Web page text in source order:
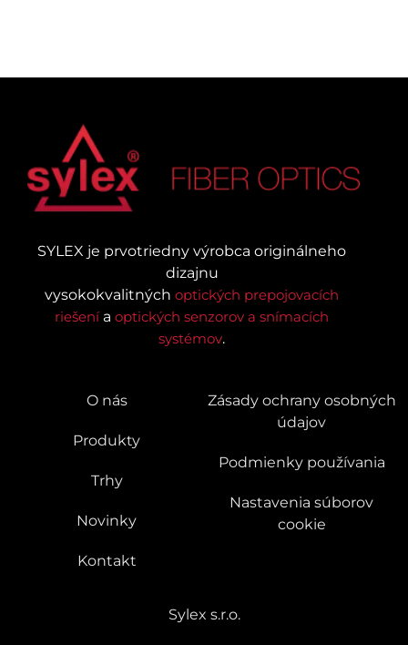
SYLEX je prvotriedny výrobca originálneho
dizajnu
vysokokvalitných optických prepojovacích
riešení a optických senzorov a snímacích
systémov.
O nás
Produkty
Trhy
Novinky
Kontakt
Zásady ochrany osobných
údajov
Podmienky používania
Nastavenia súborov
cookie
Sylex s.r.o.